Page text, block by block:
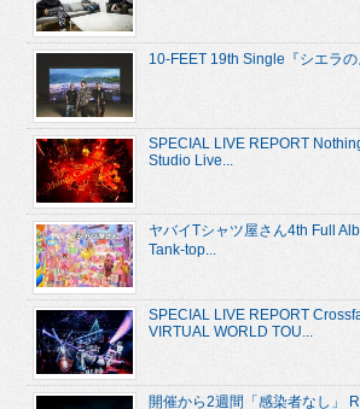
10-FEET 19th Single『シエラ
SPECIAL LIVE REPORT
Studio Live...
ヤバイTシャツ屋さん4th Full
Tank-top...
SPECIAL LIVE REPORT
VIRTUAL WORLD TOU...
開催から2週間「感染者なし」